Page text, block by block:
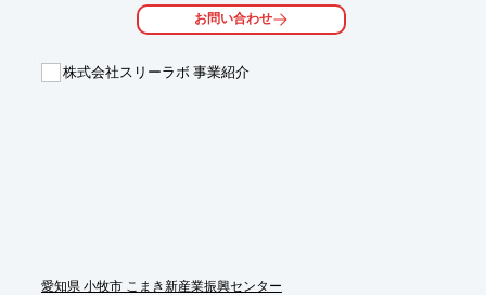
1）高品質・即戦力・トラブル解決力でお客様のQCD実現
2）EOL代替化業務の巻取りでお客様の新商品開発工数確保を支
お問い合わせ
株式会社スリーラボ 事業紹介
愛知県 小牧市 こまき新産業振興センター